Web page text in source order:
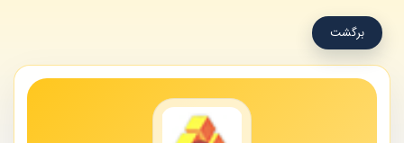
برگشت